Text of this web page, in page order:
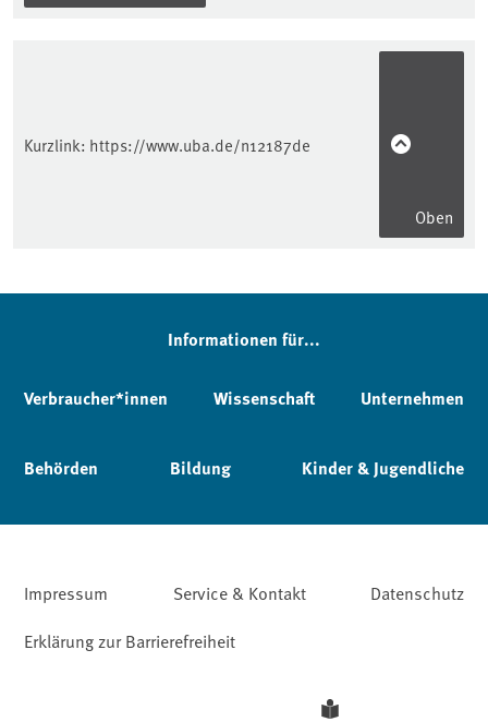
Kurzlink: https://www.uba.de/n12187de
Oben
Informationen für...
Verbraucher*innen Wissenschaft Unternehmen
Behörden Bildung Kinder & Jugendliche
Impressum Service & Kontakt
Datenschutz
Erklärung zur Barrierefreiheit